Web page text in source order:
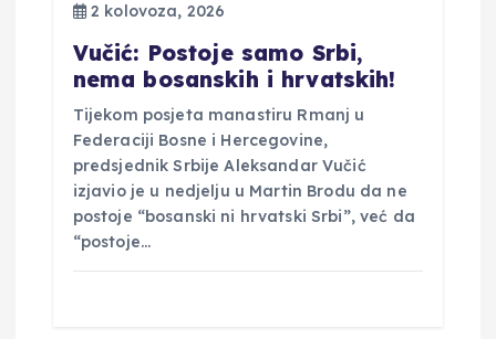
2 kolovoza, 2026
Vučić: Postoje samo Srbi,
nema bosanskih i hrvatskih!
Tijekom posjeta manastiru Rmanj u
Federaciji Bosne i Hercegovine,
predsjednik Srbije Aleksandar Vučić
izjavio je u nedjelju u Martin Brodu da ne
postoje “bosanski ni hrvatski Srbi”, već da
“postoje…